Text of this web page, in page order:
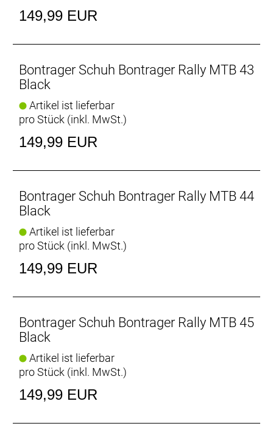
149,99 EUR
Bontrager Schuh Bontrager Rally MTB 43
Black
Artikel ist lieferbar
pro Stück (inkl. MwSt.)
149,99 EUR
Bontrager Schuh Bontrager Rally MTB 44
Black
Artikel ist lieferbar
pro Stück (inkl. MwSt.)
149,99 EUR
Bontrager Schuh Bontrager Rally MTB 45
Black
Artikel ist lieferbar
pro Stück (inkl. MwSt.)
149,99 EUR